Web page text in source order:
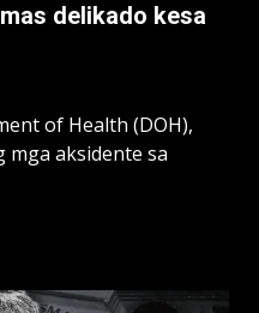
delikado kesa
of Health (DOH),
aksidente sa